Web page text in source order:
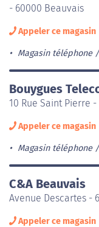
- 60000 Beauvais
Appeler ce magasin
Magasin téléphone
Bouygues
10 Rue Saint Pierre
Appeler ce magasin
Magasin téléphone
C&A Beauvais
Avenue Descartes -
Appeler ce magasin